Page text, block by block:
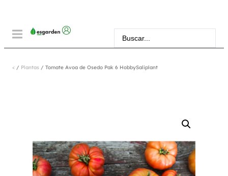
< / Plantas / Tomate Avoa de Osedo Pak 6 HobbySaliplant